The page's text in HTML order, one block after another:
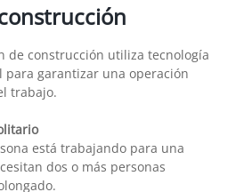
de construcción utiliza tecnología
garantizar una operación
trabajo.
está trabajando para una
dos o más personas